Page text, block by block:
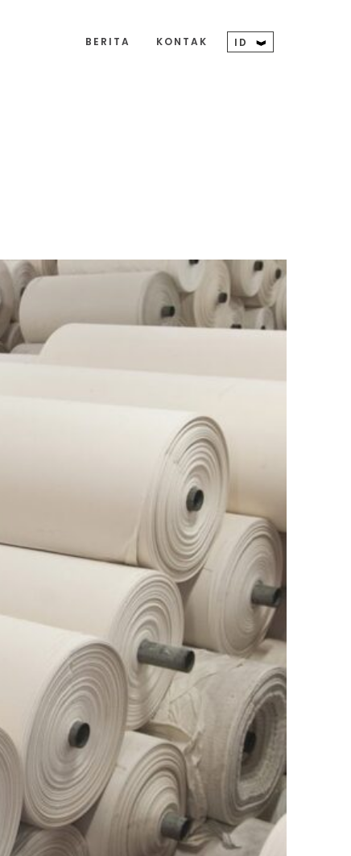
BERITA KONTAK ID